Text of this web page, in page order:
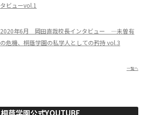
タビューvol.1
2020年6月 岡田直哉校長インタビュー ―未曽有
の危機、桐蔭学園の私学人としての矜持 vol.3
一覧へ
桐蔭学園公式YOUTUBE